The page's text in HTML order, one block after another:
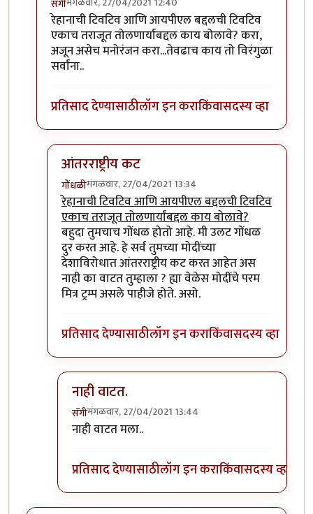
सॅगी
In reply toभारताची अंतर्गत बाब आहे.byगोंधळी
रेहानाची टिवटिव आणि आयपीएल बद्दलची टिवटिव
एकाच तराजूत तोलणार्यांबद्दल काय बोलावे? करा,
अजून असेच मनोरंजन करा...तेवढाच काय तो विरंगुळा
सर्वांना..
प्रतिसाद देण्यासाठीलॉग इन कराकिंवासदस्य व्हा
आंतरराष्ट्रीय कट
गोंधळीमंगळवार, 27/04/2021 13:34
In reply toकिती तो "गोंधळ"?byसॅगी
रेहानाची टिवटिव आणि आयपीएल बद्दलची टिवटिव
एकाच तराजूत तोलणार्यांबद्दल काय बोलावे?
बहुदा तुमचाच गोंधळ होतो आहे. मी उलट गोंधळ
दुर करत आहे. हे सर्व तुमच्या मोदींच्या
देशाविरोधात आंतरराष्ट्रीय कट करत आहेत अस
नाही का वाटत तुम्हाला ? ह्या वेळेस मोदींचे परम
मित्र ट्रम्प असले पाहीजे होते. असो.
प्रतिसाद देण्यासाठीलॉग इन कराकिंवासदस्य व्हा
नाही वाटत.
सॅगीमंगळवार, 27/04/2021 13:44
In reply toआंतरराष्ट्रीय कट
नाही वाटत मला..
प्रतिसाद देण्यासाठीलॉग इन कराकिंवासदस्य व्हा